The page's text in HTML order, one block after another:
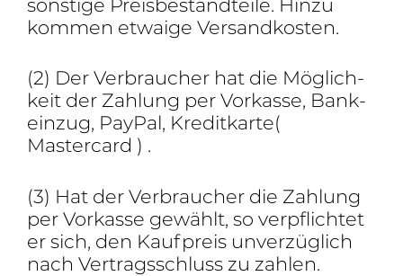
sons­tige Preis­be­stand­teile. Hinzu
kommen etwaige Versandkosten.
(2) Der Verbrau­cher hat die Möglich­
keit der Zahlung per Vorkasse, Bank­
einzug, PayPal, Kredit­karte(
Mastercard ) .
(3) Hat der Verbrau­cher die Zahlung
per Vorkasse gewählt, so verpflichtet
er sich, den Kauf­preis unver­züg­lich
nach Vertrags­schluss zu zahlen.